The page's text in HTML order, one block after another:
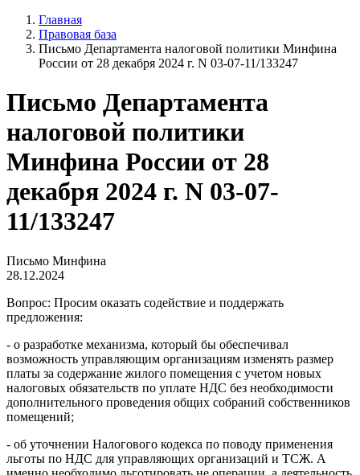
Главная
Правовая база
Письмо Департамента налоговой политики Минфина
России от 28 декабря 2024 г. N 03-07-11/133247
Письмо Департамента
налоговой политики
Минфина России от 28
декабря 2024 г. N 03-07-
11/133247
Письмо Минфина
28.12.2024
Вопрос: Просим оказать содействие и поддержать
предложения:
- о разработке механизма, который бы обеспечивал
возможность управляющим организациям изменять размер
платы за содержание жилого помещения с учетом новых
налоговых обязательств по уплате НДС без необходимости
дополнительного проведения общих собраний собственников
помещений;
- об уточнении Налогового кодекса по поводу применения
льготы по НДС для управляющих организаций и ТСЖ. А